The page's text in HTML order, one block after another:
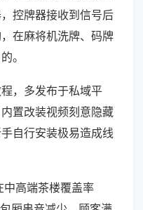
控牌器接收到信号后
在麻将机洗牌、码牌
。
，多发布于私域平
置改装视频刻意隐藏
自行安装极易造成线
高端茶楼覆盖率